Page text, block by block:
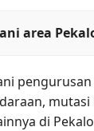
area
di